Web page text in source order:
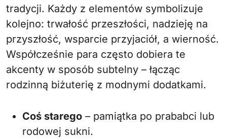
tradycji. Każdy z elementów symbolizuje
kolejno: trwałość przeszłości, nadzieję na
przyszłość, wsparcie przyjaciół, a wierność.
Współcześnie para często dobiera te
akcenty w sposób subtelny – łącząc
rodzinną biżuterię z modnymi dodatkami.
Coś starego – pamiątka po prababci lub
rodowej sukni.